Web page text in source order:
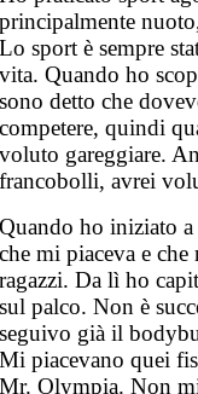
principalmente
Lo sport è sempre
vita. Quando ho
sono detto che
competere, quindi
voluto gareggiare.
francobolli, avrei
Quando ho iniziato
che mi piaceva e
ragazzi. Da lì ho
sul palco. Non è
seguivo già il
Mi piacevano quei
Mr. Olympia. Non